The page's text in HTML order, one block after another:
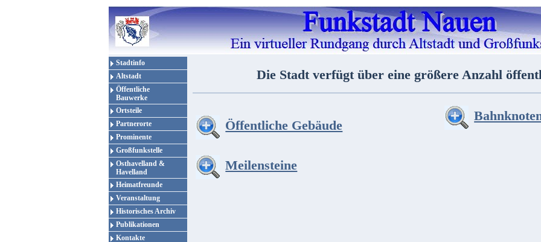
Stadtinfo
Altstadt
Öffentliche
Bauwerke
Ortsteile
Partnerorte
Prominente
Großfunkstelle
Osthavelland &
Havelland
Heimatfreunde
Veranstaltung
Historisches Archiv
Publikationen
Kontakte
Die Stadt verfügt über eine größere Anzahl
Öffentliche Gebäude
Meilensteine